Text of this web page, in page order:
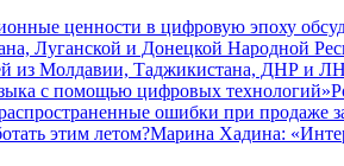
ценности в цифровую эпоху
Луганской и Донецкой Народной
из Молдавии, Таджикистана, ДНР и
с помощью цифровых технологий»
ошибки при продаже
этим летом?Марина Хадина: